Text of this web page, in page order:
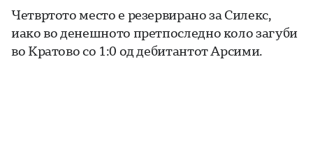
Четвртото место е резервирано за Силекс,
иако во денешното претпоследно коло загуби
во Кратово со 1:0 од дебитантот Арсими.